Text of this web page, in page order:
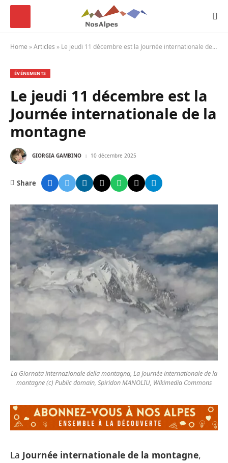
Home »Articles » Le jeudi 11 décembre est la Journée internationale de la montagne
ÉVÉNEMENTS
Le jeudi 11 décembre est la
Journée internationale de la
montagne
GIORGIA GAMBINO 10 décembre 2025
Share
La Giornata internazionale della montagna, La Journée internationale de la
montagne (c) Public domain, Spiridon MANOLIU, Wikimedia Commons
La Journée internationale de la montagne,